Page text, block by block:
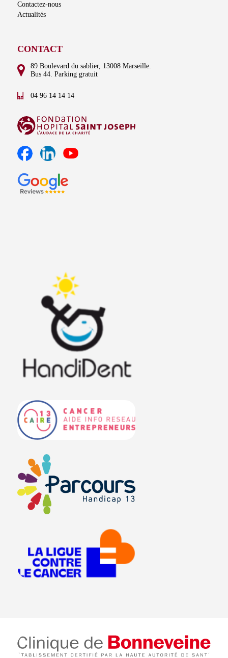
Contactez-nous
Actualités
CONTACT
89 Boulevard du sablier, 13008 Marseille.
Bus 44. Parking gratuit
04 96 14 14 14